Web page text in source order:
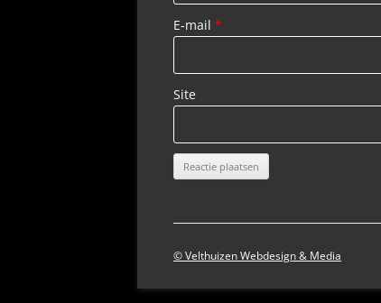
E-mail *
Site
© Velthuizen Webdesign & Media